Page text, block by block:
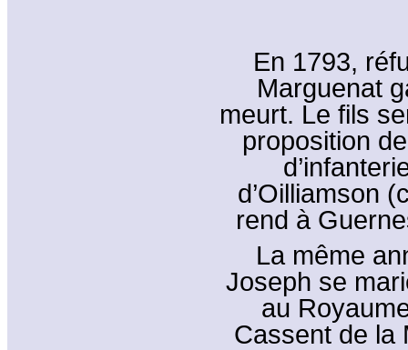
En 1793,
Marguenat
meurt. Le fils
proposition
d’Oilliamson
rend à
La même
Joseph se
au
Cassent de la